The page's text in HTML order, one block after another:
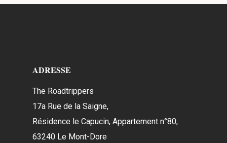
ADRESSE
The Roadtrippers
17a Rue de la Saigne,
Résidence le Capucin, Appartement n°80,
63240 Le Mont-Dore